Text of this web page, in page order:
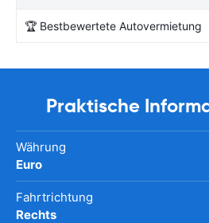
🏆 Bestbewertete Autovermietung
Praktische
Währung
Euro
Fahrtrichtung
Rechts